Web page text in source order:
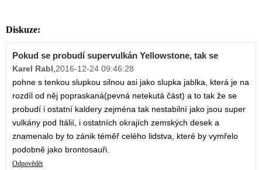
Diskuze:
Pokud se probudí supervulkán Yellowstone, tak se
Karel Rabl,2016-12-24 09:46:28
pohne s tenkou slupkou silnou asi jako slupka jablka, která je na
rozdíl od něj popraskaná(pevná netekutá část) a to tak že se
probudí i ostatní kaldery zejména tak nestabilní jako jsou super
vulkány pod Itálií, i ostatních okrajích zemských desek a
znamenalo by to zánik téměř celého lidstva, které by vymřelo
podobně jako brontosauři.
Odpovědět